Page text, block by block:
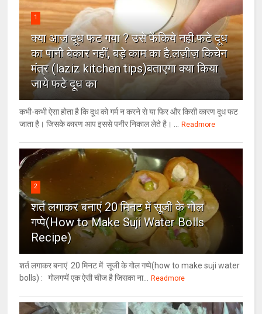
1
क्या आज दूध फट गया ? उसे फेंकिये नही.फटे दूध
का पानी बेकार नहीं, बड़े काम का है.लज़ीज़ किचेन
मंत्र (laziz kitchen tips)बताएगा क्या किया
जाये फटे दूध का
कभी-कभी ऐसा होता है कि दूध को गर्म न करने से या फिर और किसी कारण दूध फट
जाता है। जिसके कारण आप इससे पनीर निकाल लेते है। ... Readmore
2
शर्त लगाकर बनाएं 20 मिनट में सूजी के गोल
गप्पे(How to Make Suji Water Bolls
Recipe)
शर्त लगाकर बनाएं 20 मिनट में सूजी के गोल गप्पे(how to make suji water
bolls) : गोलगप्पें एक ऐसी चीज है जिसका ना... Readmore